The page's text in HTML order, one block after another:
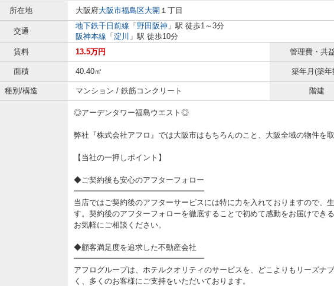
所在地
大阪府大阪市福島区大開 １丁目
交通
地下鉄千日前線 「 野田阪神 」駅 徒歩1～3分
阪神本線 「 淀川 」駅 徒歩10分
賃料
13.5万円 管理費・共
面積 40.40㎡ 築年月(築年
種別/構造 マンション / 鉄筋コンクリート 階建
◎アーデンタワー福島ウエスト◎
弊社『株式会社アフロ』では大阪市はもちろんのこと、大阪全域の物件を
【当社の一押しポイント】
◆ご契約後も安心のアフターフォロー
━━━━━━━━━━━━━━━━━
当店ではご契約後のアフターサービスには特に力を入れておりますので、
す。契約後のアフターフォローを徹底することで初めて感動をお届けでき
お気軽にご相談ください。
◆顧客満足度を追求した不動産会社
━━━━━━━━━━━━━━━━━
アフログループは、ホテルクオリティのサービスを、どこよりもリーズナ
く、多くのお客様にご支持をいただいております。